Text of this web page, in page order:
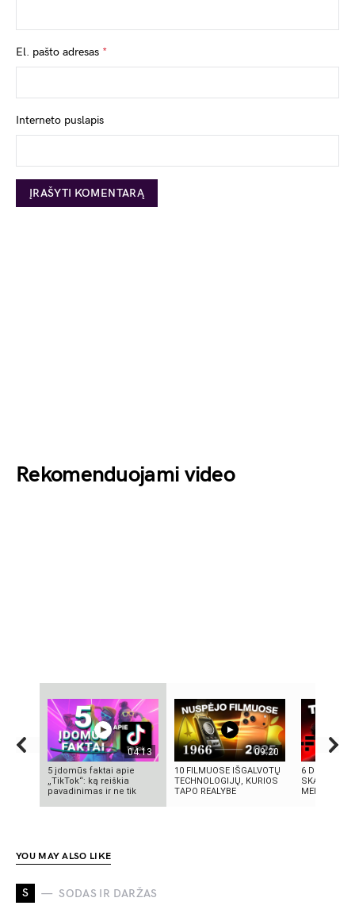
El. pašto adresas *
Interneto puslapis
Rekomenduojami video
04:13
5 įdomūs faktai apie
„TikTok“: ką reiškia
pavadinimas ir ne tik
09:20
10 FILMUOSE IŠGALVOTŲ
TECHNOLOGIJŲ, KURIOS
TAPO REALYBE
6 DIDŽIAUSI
SKANDALAI:
MELAI IR
YOU MAY ALSO LIKE
S SODAS IR DARŽAS